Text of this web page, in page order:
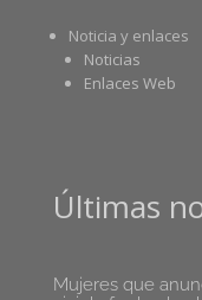
Noticia y enlaces
Noticias
Enlaces Web
Últimas
Mujeres que